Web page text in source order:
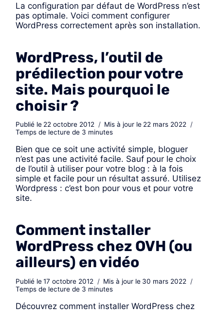
La configuration par défaut de WordPress n’est
pas optimale. Voici comment configurer
WordPress correctement après son installation.
WordPress, l’outil de
prédilection pour votre
site. Mais pourquoi le
choisir ?
Publié le 22 octobre 2012 Mis à jour le 22 mars 2022
Temps de lecture de 3 minutes
Bien que ce soit une activité simple, bloguer
n’est pas une activité facile. Sauf pour le choix
de l’outil à utiliser pour votre blog : à la fois
simple et facile pour un résultat assuré. Utilisez
Wordpress : c’est bon pour vous et pour votre
site.
Comment installer
WordPress chez OVH (ou
ailleurs) en vidéo
Publié le17 octobre 2012 Mis à jour le 30 mars 2022
Temps de lecture de 3 minutes
Découvrez comment installer WordPress chez